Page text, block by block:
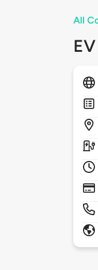
All